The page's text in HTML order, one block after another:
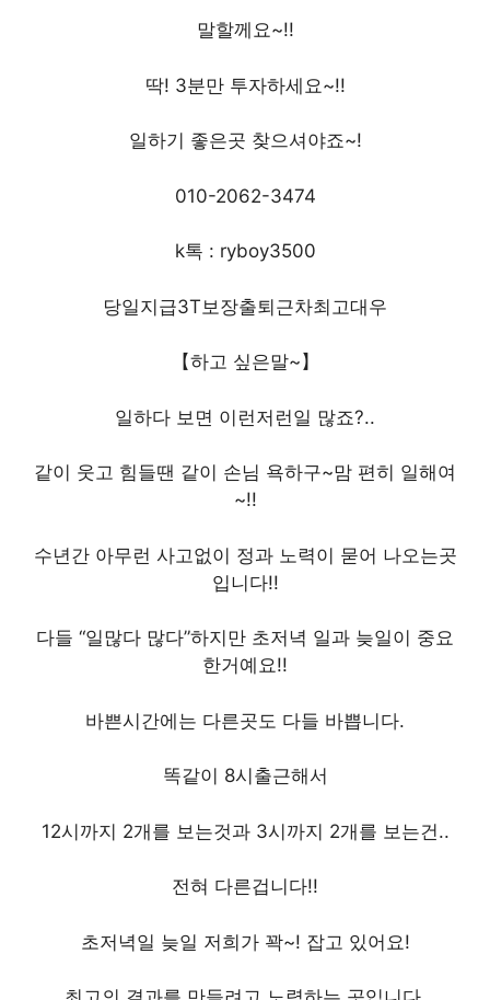
말할께요~!!
딱! 3분만 투자하세요~!!
일하기 좋은곳 찾으셔야죠~!
010-2062-3474
k톡 : ryboy3500
당일지급3T보장출퇴근차최고대우
【하고 싶은말~】
일하다 보면 이런저런일 많죠?..
같이 웃고 힘들땐 같이 손님 욕하구~맘 편히 일해여
~!!
수년간 아무런 사고없이 정과 노력이 묻어 나오는곳
입니다!!
다들 “일많다 많다”하지만 초저녁 일과 늦일이 중요
한거예요!!
바쁜시간에는 다른곳도 다들 바쁩니다.
똑같이 8시출근해서
12시까지 2개를 보는것과 3시까지 2개를 보는건..
전혀 다른겁니다!!
초저녁일 늦일 저희가 꽉~! 잡고 있어요!